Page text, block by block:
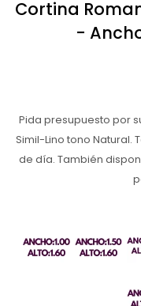
Cortina
-
Pida presupuesto por
Simil-Lino tono Natural.
de día. También